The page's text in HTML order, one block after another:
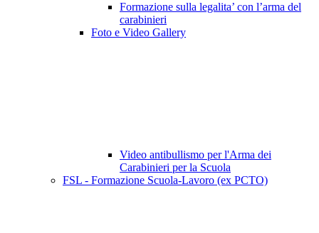
Formazione sulla legalita’ con l’arma del
carabinieri
Foto e Video Gallery
Video antibullismo per l'Arma dei
Carabinieri per la Scuola
FSL - Formazione Scuola-Lavoro (ex PCTO)